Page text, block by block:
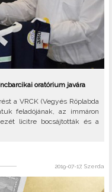
oratórium javára
a VRCK (Vegyés Röplabda
feladójának, az immáron
licitre bocsájtották és a
2019-07-17, Szerda